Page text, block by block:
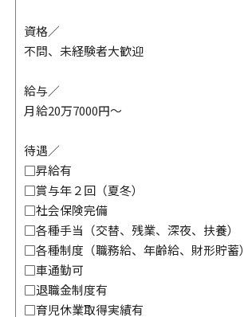
資格／
不問、未経験者大歓迎
給与／
月給20万7000円～
待遇／
□昇給有
□賞与年２回（夏冬）
□社会保険完備
□各種手当（交替、残業、深夜、扶養）
□各種制度（職務給、年齢給、財形貯蓄）
□車通勤可
□退職金制度有
□育児休業取得実績有